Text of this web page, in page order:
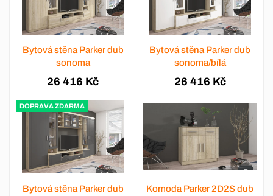
Bytová stěna Parker dub
sonoma
26 416 Kč
Bytová stěna Parker dub
sonoma/bílá
26 416 Kč
DOPRAVA ZDARMA
Bytová stěna Parker dub
Komoda Parker 2D2S dub